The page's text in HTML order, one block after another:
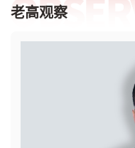
老高观察